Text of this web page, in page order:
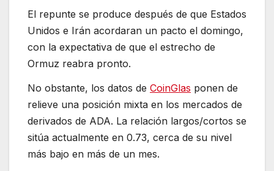
El repunte se produce después de que Estados
Unidos e Irán acordaran un pacto el domingo,
con la expectativa de que el estrecho de
Ormuz reabra pronto.
No obstante, los datos de CoinGlas ponen de
relieve una posición mixta en los mercados de
derivados de ADA. La relación largos/cortos se
sitúa actualmente en 0.73, cerca de su nivel
más bajo en más de un mes.